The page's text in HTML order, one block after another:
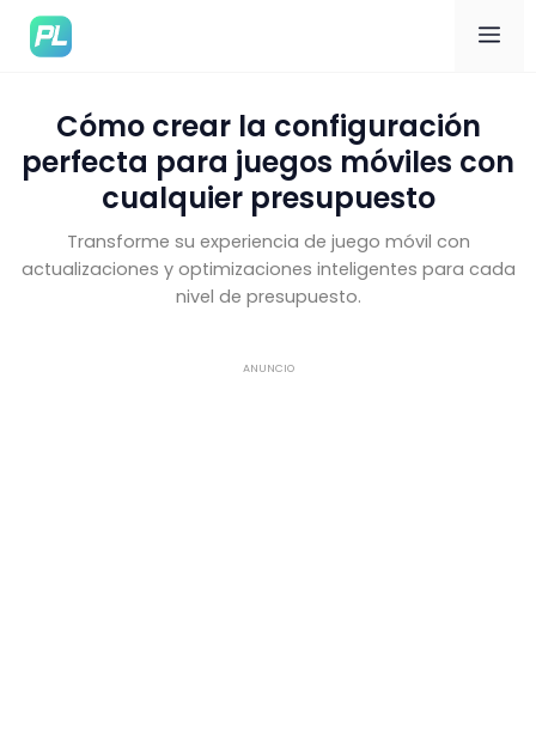
Cómo crear la configuración
perfecta para juegos móviles con
cualquier presupuesto
Transforme su experiencia de juego móvil con
actualizaciones y optimizaciones inteligentes para cada
nivel de presupuesto.
ANUNCIO